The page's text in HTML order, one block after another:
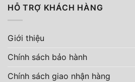
HỖ TRỢ KHÁCH HÀNG
Giới thiệu
Chính sách bảo hành
Chính sách giao nhận hàng